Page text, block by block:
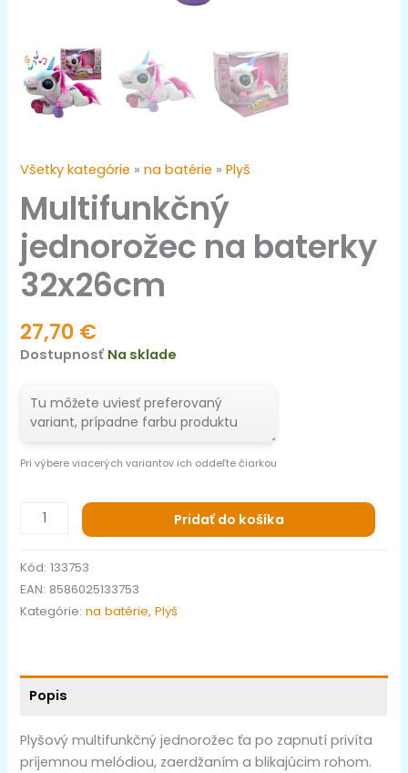
Všetky kategórie »na batérie »Plyš
Multifunkčný
jednorožec na baterky
32x26cm
27,70 €
Dostupnosť Na sklade
Pri výbere viacerých variantov ich oddeľte čiarkou
Pridať do košíka
Kód:133753
EAN: 8586025133753
Kategórie:na batérie,Plyš
Popis
Plyšový multifunkčný jednorožec ťa po zapnutí privíta
príjemnou melódiou, zaerdžaním a blikajúcim rohom.